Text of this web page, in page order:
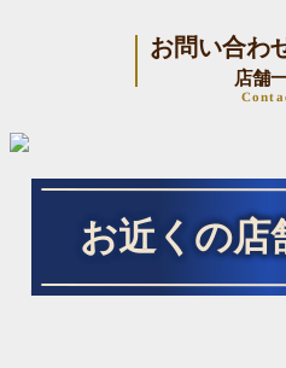
お問い合わ
店舗
お近くの店